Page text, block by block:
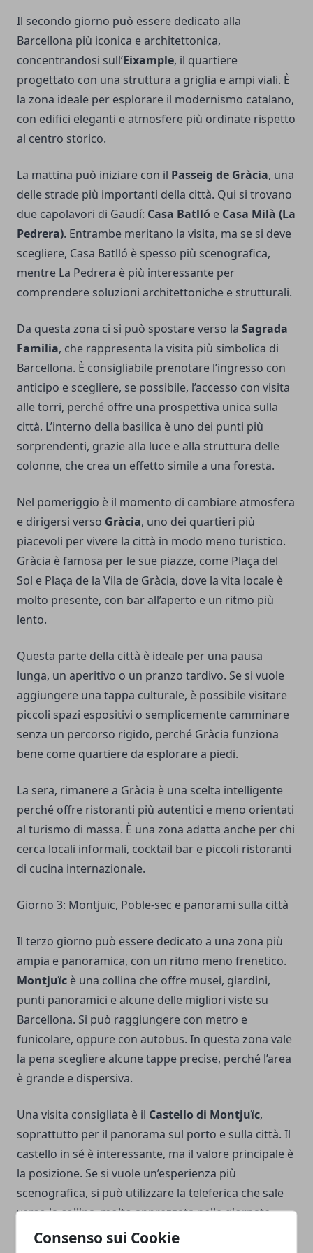
Consenso sui Cookie
Il secondo giorno può essere dedicato alla
Barcellona più iconica e architettonica,
concentrandosi sull’Eixample, il quartiere
progettato con una struttura a griglia e ampi viali. È
la zona ideale per esplorare il modernismo catalano,
con edifici eleganti e atmosfere più ordinate rispetto
al centro storico.
La mattina può iniziare con il Passeig de Gràcia, una
delle strade più importanti della città. Qui si trovano
due capolavori di Gaudí: Casa Batlló e Casa Milà (La
Pedrera). Entrambe meritano la visita, ma se si deve
scegliere, Casa Batlló è spesso più scenografica,
mentre La Pedrera è più interessante per
comprendere soluzioni architettoniche e strutturali.
Da questa zona ci si può spostare verso la Sagrada
Familia, che rappresenta la visita più simbolica di
Barcellona. È consigliabile prenotare l’ingresso con
anticipo e scegliere, se possibile, l’accesso con visita
alle torri, perché offre una prospettiva unica sulla
città. L’interno della basilica è uno dei punti più
sorprendenti, grazie alla luce e alla struttura delle
colonne, che crea un effetto simile a una foresta.
Nel pomeriggio è il momento di cambiare atmosfera
e dirigersi verso Gràcia, uno dei quartieri più
piacevoli per vivere la città in modo meno turistico.
Gràcia è famosa per le sue piazze, come Plaça del
Sol e Plaça de la Vila de Gràcia, dove la vita locale è
molto presente, con bar all’aperto e un ritmo più
lento.
Questa parte della città è ideale per una pausa
lunga, un aperitivo o un pranzo tardivo. Se si vuole
aggiungere una tappa culturale, è possibile visitare
piccoli spazi espositivi o semplicemente camminare
senza un percorso rigido, perché Gràcia funziona
bene come quartiere da esplorare a piedi.
La sera, rimanere a Gràcia è una scelta intelligente
perché offre ristoranti più autentici e meno orientati
al turismo di massa. È una zona adatta anche per chi
cerca locali informali, cocktail bar e piccoli ristoranti
di cucina internazionale.
Giorno 3: Montjuïc, Poble-sec e panorami sulla città
Il terzo giorno può essere dedicato a una zona più
ampia e panoramica, con un ritmo meno frenetico.
Montjuïc è una collina che offre musei, giardini,
punti panoramici e alcune delle migliori viste su
Barcellona. Si può raggiungere con metro e
funicolare, oppure con autobus. In questa zona vale
la pena scegliere alcune tappe precise, perché l’area
è grande e dispersiva.
Una visita consigliata è il Castello di Montjuïc,
soprattutto per il panorama sul porto e sulla città. Il
castello in sé è interessante, ma il valore principale è
la posizione. Se si vuole un’esperienza più
scenografica, si può utilizzare la teleferica che sale
verso la collina, molto apprezzata nelle giornate
limpide.